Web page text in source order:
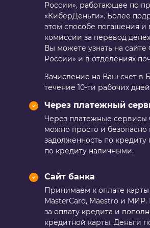
России», работающее по
«КиберДеньги». Более
этом способе погашения
комиссии за перевод
Вы можете узнать на
России» и в отделениях
Зачисление на Ваш счет в
течение 10-ти рабочих
Через платежный
Через платежные
можно просто и безопасно
задолженность по кредиту
по кредиту наличными.
Сайт банка
Принимаем к оплате карты
MasterCard, Maestro и МИР.
за оплату кредита и
кредитной карты. Деньги